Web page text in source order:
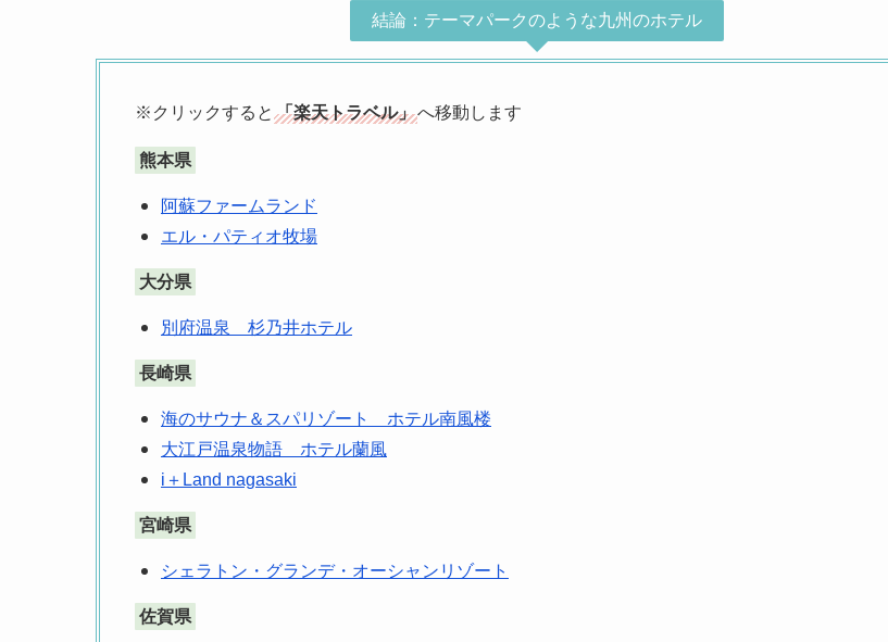
結論：テーマパークのような九州のホテル
※クリックすると 「楽天トラベル」へ移動します
熊本県
阿蘇ファームランド
エル・パティオ牧場
大分県
別府温泉 杉乃井ホテル
長崎県
海のサウナ＆スパリゾート ホテル南風楼
大江戸温泉物語 ホテル蘭風
i＋Land nagasaki
宮崎県
シェラトン・グランデ・オーシャンリゾート
佐賀県